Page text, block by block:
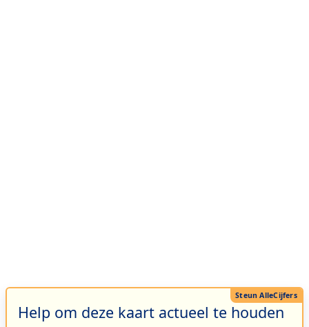
Help om deze kaart actueel te houden